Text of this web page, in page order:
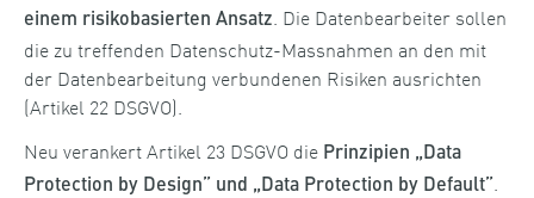
einem risikobasierten Ansatz. Die Datenbearbeiter sollen
die zu treffenden Datenschutz-Massnahmen an den mit
der Datenbearbeitung verbundenen Risiken ausrichten
(Artikel 22 DSGVO).
Neu verankert Artikel 23 DSGVO die Prinzipien „Data
Protection by Design” und „Data Protection by Default”.